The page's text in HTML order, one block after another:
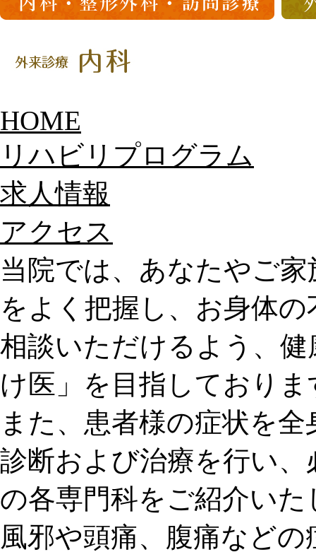
HOME
リハビリプログラム
求人情報
アクセス
当院では、あなたやご
をよく把握し、お身体
相談いただけるよう、
け医」を目指しておりま
また、患者様の症状を
診断および治療を行い
の各専門科をご紹介いた
風邪や頭痛、腹痛など